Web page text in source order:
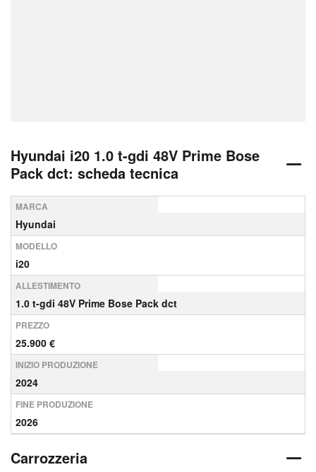
Hyundai i20 1.0 t-gdi 48V Prime Bose
Pack dct: scheda tecnica
MARCA
Hyundai
MODELLO
i20
ALLESTIMENTO
1.0 t-gdi 48V Prime Bose Pack dct
PREZZO
25.900 €
INIZIO PRODUZIONE
2024
FINE PRODUZIONE
2026
Carrozzeria